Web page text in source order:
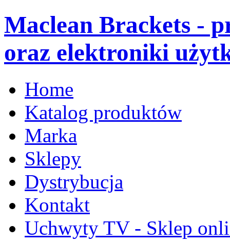
Maclean Brackets -
oraz elektroniki
Home
Katalog produktów
Marka
Sklepy
Dystrybucja
Kontakt
Uchwyty TV - Sklep